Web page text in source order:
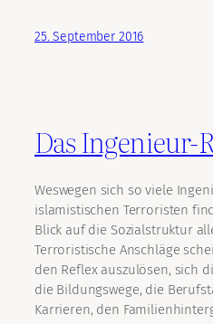
25. September 2016
Das Ingenieur-
Weswegen sich so viele
islamistischen Terroristen
Blick auf die Sozialstruktur
Terroristische Anschläge
den Reflex auszulösen, sich
die Bildungswege, die
Karrieren, den